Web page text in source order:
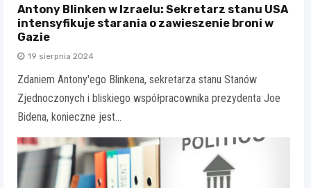
Antony Blinken w Izraelu: Sekretarz stanu USA
intensyfikuje starania o zawieszenie broni w
Gazie
19 sierpnia 2024
Zdaniem Antony'ego Blinkena, sekretarza stanu Stanów
Zjednoczonych i bliskiego współpracownika prezydenta Joe
Bidena, konieczne jest…